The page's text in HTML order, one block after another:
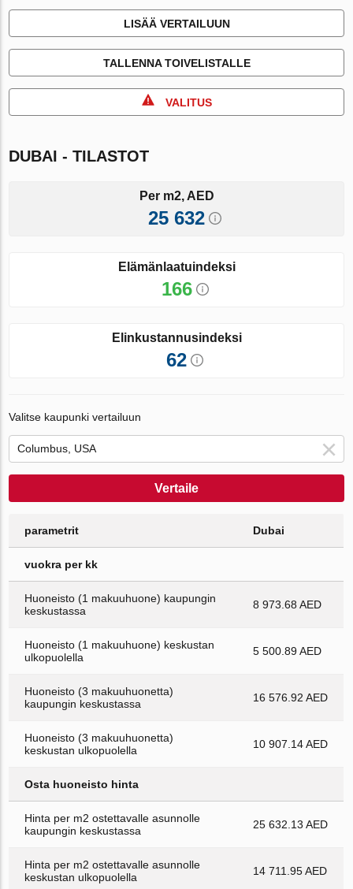
LISÄÄ VERTAILUUN
TALLENNA TOIVELISTALLE
VALITUS
DUBAI - TILASTOT
Per m2, AED
25 632
Elämänlaatuindeksi
166
Elinkustannusindeksi
62
Valitse kaupunki vertailuun
Vertaile
parametrit Dubai
vuokra per kk
Huoneisto (1 makuuhuone) kaupungin
keskustassa
8 973.68 AED
Huoneisto (1 makuuhuone) keskustan
ulkopuolella
5 500.89 AED
Huoneisto (3 makuuhuonetta)
kaupungin keskustassa
16 576.92 AED
Huoneisto (3 makuuhuonetta)
keskustan ulkopuolella
10 907.14 AED
Osta huoneisto hinta
Hinta per m2 ostettavalle asunnolle
kaupungin keskustassa
25 632.13 AED
Hinta per m2 ostettavalle asunnolle
keskustan ulkopuolella
14 711.95 AED